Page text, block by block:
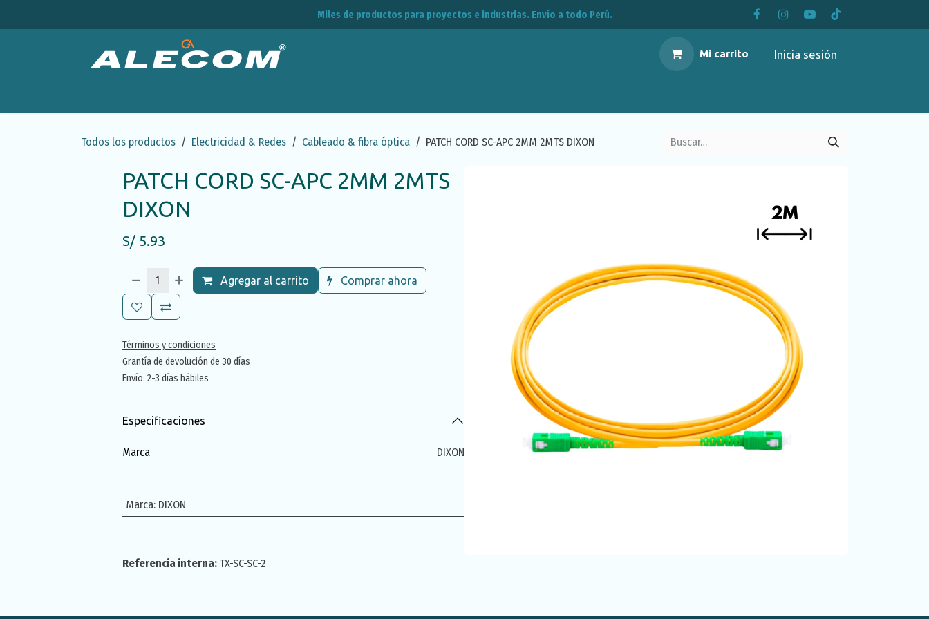
Miles de productos para proyectos e industrias. Envío a todo Perú.
Mi carrito Inicia sesión
Todos los productos Electricidad & Redes Cableado & fibra óptica PATCH CORD SC-APC 2MM 2MTS DIXON
PATCH CORD SC-APC 2MM 2MTS
DIXON
S/ 5.93
Agregar al carrito Comprar ahora
Términos y condiciones
Grantía de devolución de 30 días
Envío: 2-3 días hábiles
Especificaciones
Marca DIXON
Marca: DIXON
Referencia interna: TX-SC-SC-2